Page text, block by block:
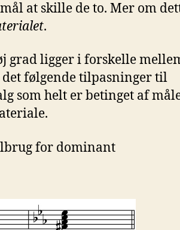
at skille de to. Mer om
.
grad ligger i forskelle
følgende tilpasninger til
som helt er betinget af
for dominant